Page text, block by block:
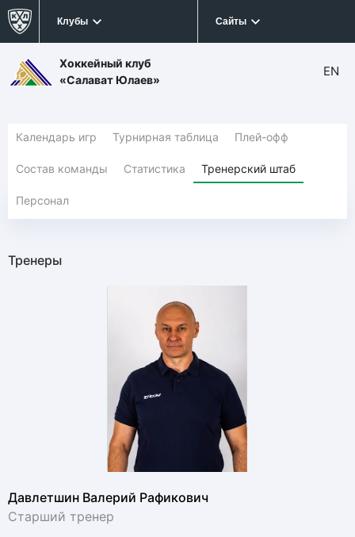
Клубы Сайты
Хоккейный клуб
«Салават Юлаев»
EN
Календарь игр Турнирная таблица Плей-офф
Состав команды Статистика Тренерский штаб
Персонал
Тренеры
Давлетшин Валерий Рафикович
Старший тренер